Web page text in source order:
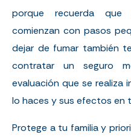
porque recuerda que
comienzan con pasos
dejar de fumar también
contratar un seguro
evaluación que se realiza
lo haces y sus efectos en
Protege a tu familia y